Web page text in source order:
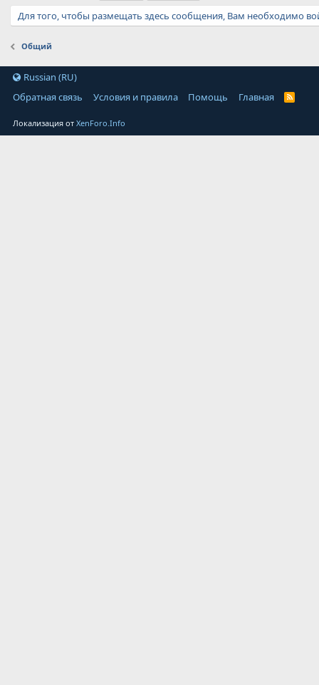
Для того, чтобы размещать здесь сообщения, Вам необходимо
Общий
Russian (RU)
Обратная связь
Условия и правила Помощь Главная
Локализация отXenForo.Info